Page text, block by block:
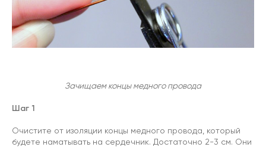
Зачищаем концы медного провода
Шаг 1
Очистите от изоляции концы медного провода, который
будете наматывать на сердечник. Достаточно 2-3 см. Они